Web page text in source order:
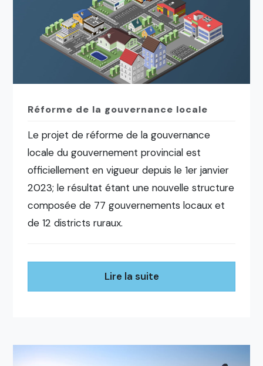
Réforme de la gouvernance locale
Le projet de réforme de la gouvernance
locale du gouvernement provincial est
officiellement en vigueur depuis le 1er janvier
2023; le résultat étant une nouvelle structure
composée de 77 gouvernements locaux et
de 12 districts ruraux.
Lire la suite